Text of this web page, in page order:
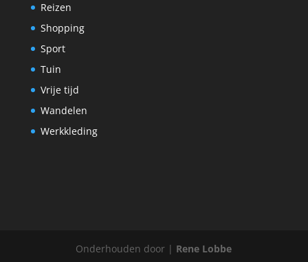
Reizen
Shopping
Sport
Tuin
Vrije tijd
Wandelen
Werkkleding
Onderhouden door | Rene Lobbe